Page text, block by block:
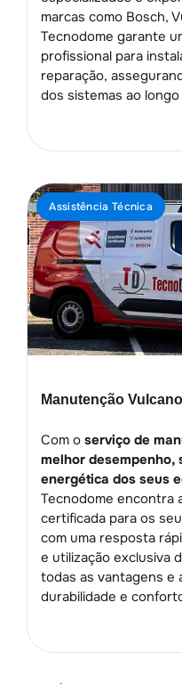
marcas como Bosch,
Tecnodome garante
profissional para
reparação,
dos sistemas ao
Assistência Técnica
Manutenção
Com o serviço de
melhor desempenho,
energética dos seus
Tecnodome encontra
certificada para os
com uma resposta
e utilização exclusiva
todas as vantagens e
durabilidade e